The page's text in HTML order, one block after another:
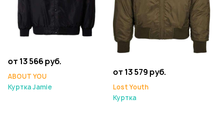
от 13 566 руб.
ABOUT YOU
Куртка Jamie
от 13 579 руб.
Lost Youth
Куртка